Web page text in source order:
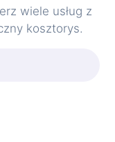
wiele usług z
kosztorys.